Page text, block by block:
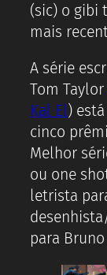
(sic) o gibi
mais
A série
Tom Taylor
Kal El)
cinco
Melhor
ou one
letrista
para